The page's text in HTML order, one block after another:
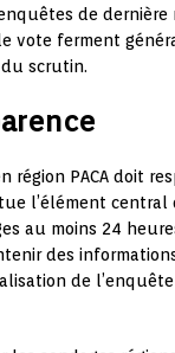
de dernière
vote ferment
scrutin.
PACA doit
l’élément central
au moins 24
des
de